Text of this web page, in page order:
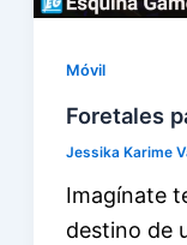
Móvil
Foretales
Jessika Karime
Imagínate
destino de